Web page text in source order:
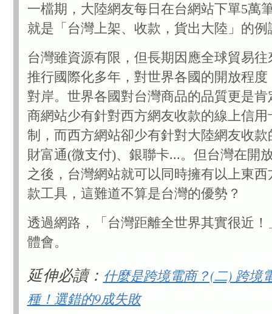
一檔期，大陸網友每日在台網站下單5萬
就是「台灣上架、收款，貨出大陸」的例
台灣雖資源有限，但長期因應全球貿易往
推行國際化多年，對世界各國的開放程度
對岸。世界各國對台灣商品的品質更是肯
商網站少有針對西方網友收款的線上信用
制，而西方網站卻少有針對大陸網友收款
財富通(微支付)、銀聯卡...。但台灣在開
之後，台灣網站就可以同時擁有以上東西
款工具，這難道不算是台灣的優勢？
透過網路，「台灣距離全世界其實很近！
體會。
延伸必讀： 什麼是跨境電商？(二) 跨境
種！選錯的9成失敗